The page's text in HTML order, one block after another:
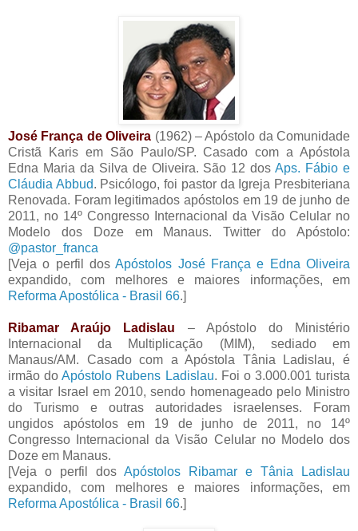
José França de Oliveira (1962) – Apóstolo da Comunidade
Cristã Karis em São Paulo/SP. Casado com a Apóstola
Edna Maria da Silva de Oliveira. São 12 dosAps. Fábio e
Cláudia Abbud. Psicólogo, foi pastor da Igreja Presbiteriana
Renovada. Foram legitimados apóstolos em 19 de junho de
2011, no 14º Congresso Internacional da Visão Celular no
Modelo dos Doze em Manaus. Twitter do Apóstolo:
@pastor_franca
[Veja o perfil dosApóstolos José França e Edna Oliveira
expandido, com melhores e maiores informações, em
Reforma Apostólica - Brasil 66.]
Ribamar Araújo Ladislau – Apóstolo do Ministério
Internacional da Multiplicação (MIM), sediado em
Manaus/AM. Casado com a Apóstola Tânia Ladislau, é
irmão doApóstolo Rubens Ladislau. Foi o 3.000.001 turista
a visitar Israel em 2010, sendo homenageado pelo Ministro
do Turismo e outras autoridades israelenses. Foram
ungidos apóstolos em 19 de junho de 2011, no 14º
Congresso Internacional da Visão Celular no Modelo dos
Doze em Manaus.
[Veja o perfil dos Apóstolos Ribamar e Tânia Ladislau
expandido, com melhores e maiores informações, em
Reforma Apostólica - Brasil 66.]